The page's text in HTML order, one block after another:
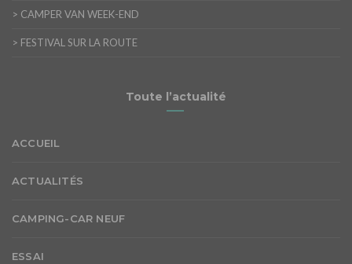
> CAMPER VAN WEEK-END
> FESTIVAL SUR LA ROUTE
Toute l’actualité
ACCUEIL
ACTUALITÉS
CAMPING-CAR NEUF
ESSAI